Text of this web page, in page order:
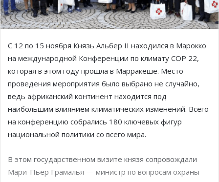
С 12 по 15 ноября Князь Альбер II находился в Марокко
на международной Конференции по климату COP 22,
которая в этом году прошла в Марракеше. Место
проведения мероприятия было выбрано не случайно,
ведь африканский континент находится под
наибольшим влиянием климатических изменений. Всего
на конференцию собрались 180 ключевых фигур
национальной политики со всего мира.
В этом государственном визите князя сопровождали
Мари-Пьер Грамалья — министр по вопросам охраны